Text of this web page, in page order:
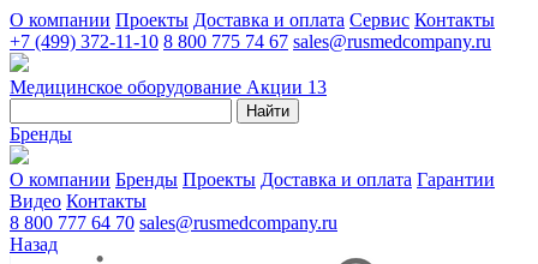
О компании Проекты Доставка и оплата Сервис Контакты
+7 (499) 372-11-10 8 800 775 74 67 sales@rusmedcompany.ru
Медицинское оборудование Акции 13
Найти
Бренды
О компании Бренды Проекты Доставка и оплата Гарантии
Видео Контакты
8 800 777 64 70 sales@rusmedcompany.ru
Назад